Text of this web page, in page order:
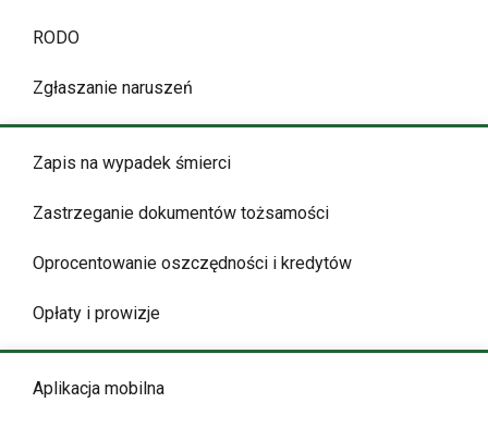
RODO
Zgłaszanie naruszeń
Zapis na wypadek śmierci
Zastrzeganie dokumentów tożsamości
Oprocentowanie oszczędności i kredytów
Opłaty i prowizje
Aplikacja mobilna